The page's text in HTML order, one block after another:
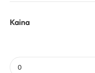
Kaina